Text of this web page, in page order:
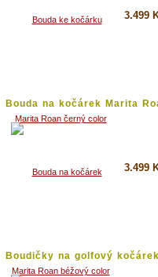
3.499
Bouda na kočárek Marita
3.499
Boudičky na golfový
pro...